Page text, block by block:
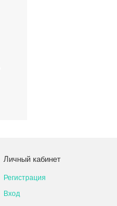
Личный кабинет
Регистрация
Вход